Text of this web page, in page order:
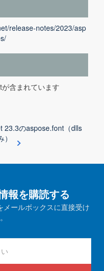
release-notes/2023/asp
含まれています
23.3のaspose.font（dlls
報を購読する
ールボックスに直接受け